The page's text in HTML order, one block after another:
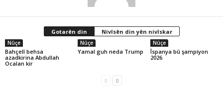
Gotarên din Nivîsên din yên nivîskar
Nûçe
Bahçelî behsa
azadkirina Abdullah
Ocalan kir
Nûçe
Yamal guh neda Trump
Nûçe
Îspanya bû şampiyon
2026